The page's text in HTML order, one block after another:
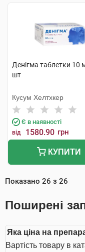
Денігма таблетки 10
шт
Кусум Хелтхкер
Є в наявності
від 1580.90 грн
КУПИТИ
Показано 26 з 26
Поширені
Яка ціна на
Вартість товару в